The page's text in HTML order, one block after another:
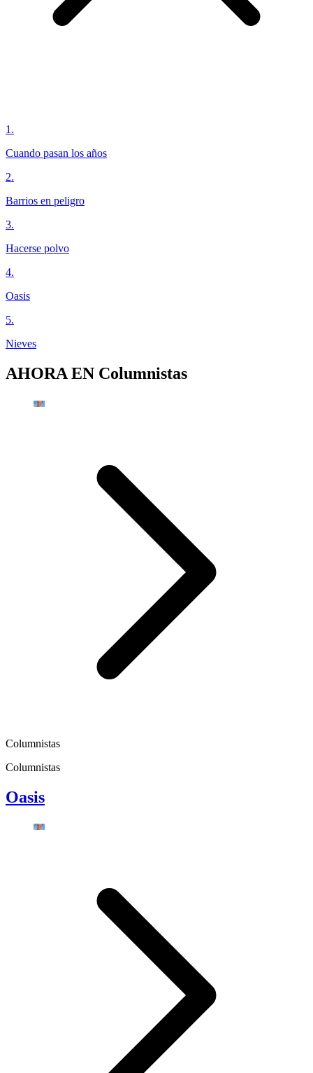
1 .
Cuando pasan los años
2.
Barrios en peligro
3.
Hacerse polvo
4.
Oasis
5.
Nieves
AHORA EN Columnistas
Columnistas
Columnistas
Oasis